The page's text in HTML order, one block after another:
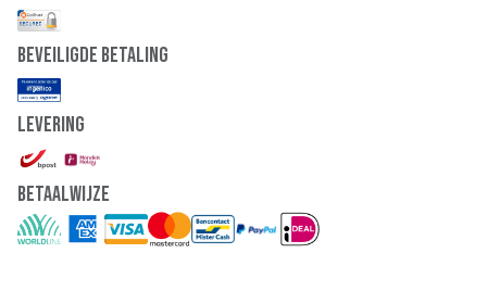
Beveiligde Betaling
Levering
Betaalwijze